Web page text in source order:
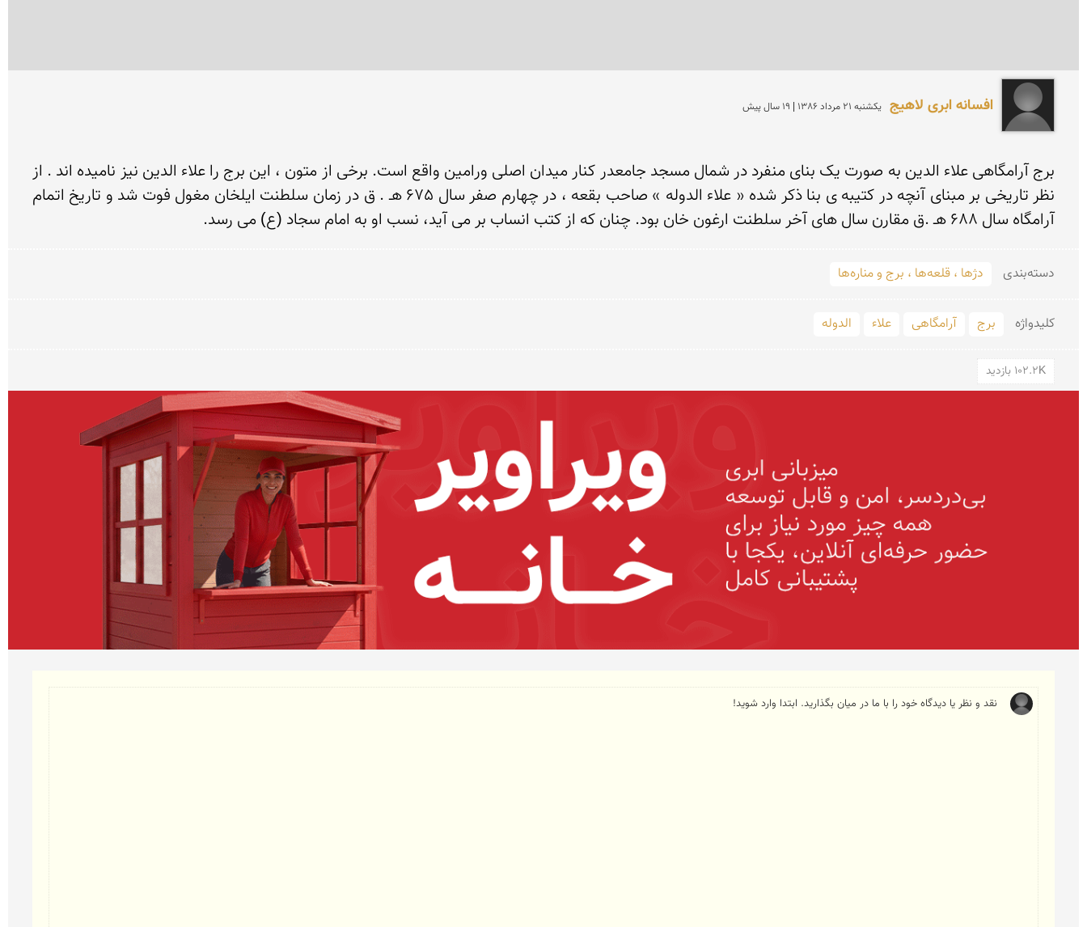
افسانه ابری لاهیج يكشنبه 21 مرداد 1386 | 19 سال پیش
آرامگاه سال 688 هـ .ق مقارن سال های آخر سلطنت ارغون خان بود. چنان که از کتب انساب بر می آید، نسب او به امام سجاد (ع) می رسد.
دسته‌بندی دژها ، قلعه‌ها ، برج و مناره‌ها
کلید‌واژه برج آرامگاهی علاء الدوله
102.2K بازدید